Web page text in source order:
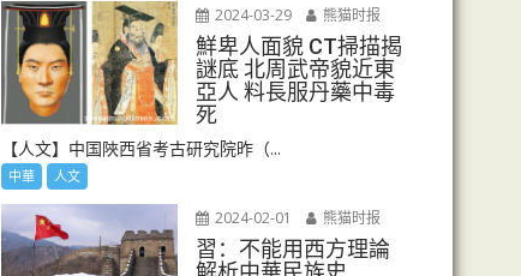
2024-03-29 熊猫时报
鮮卑人面貌 CT掃描揭
謎底 北周武帝貌近東
亞人 料長服丹藥中毒
死
【人文】中国陜西省考古研究院昨（...
中華 人文
2024-02-01 熊猫时报
習：不能用西方理論